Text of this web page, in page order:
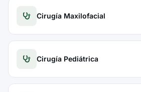
Cirugía Maxilofacial
Cirugía Pediátrica